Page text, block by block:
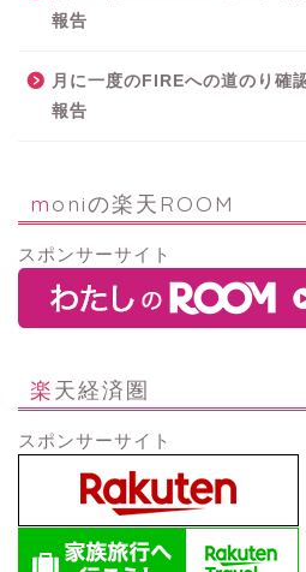
報告
月に一度のFIREへの道のり
報告
moniの楽天ROOM
スポンサーサイト
楽天経済圏
スポンサーサイト